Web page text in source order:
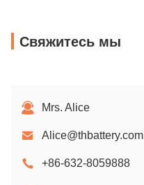
Свяжитесь мы
Mrs. Alice
Alice@thbattery.com
+86-632-8059888